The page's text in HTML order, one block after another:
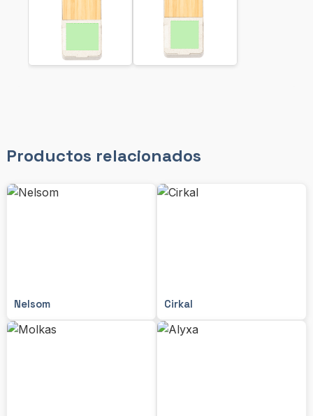
Productos relacionados
Nelsom Cirkal